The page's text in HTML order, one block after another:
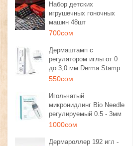
Набор детских
игрушечных гоночных
машин 48шт
700сом
Дермаштамп с
регулятором иглы от 0
до 3,0 мм Derma Stamp
550сом
Игольчатый
микронидлинг Bio Needle
регулируемый 0.5 - 3мм
1000сом
Дермароллер 192 игл -